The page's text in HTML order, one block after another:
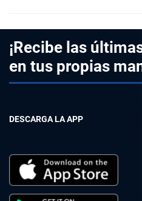
¡Recibe las
en tus propias
DESCARGA LA APP